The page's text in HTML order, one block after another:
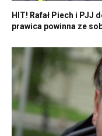
HIT! Rafał Piech i PJJ
prawica powinna ze